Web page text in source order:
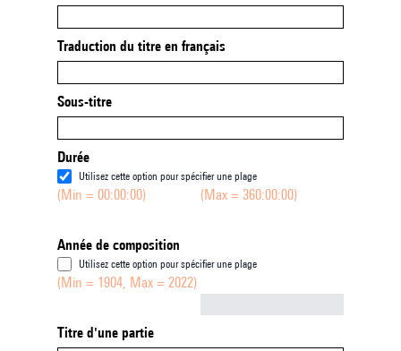
Traduction du titre en français
Sous-titre
Durée
Utilisez cette option pour spécifier une plage
(Min = 00:00:00) (Max = 360:00:00)
Année de composition
Utilisez cette option pour spécifier une plage
(Min = 1904, Max = 2022)
Titre d'une partie